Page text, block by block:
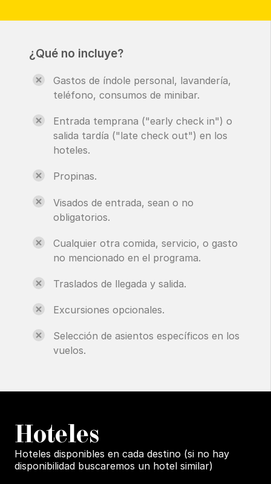
¿Qué no incluye?
Gastos de índole personal, lavandería,
teléfono, consumos de minibar.
Entrada temprana ("early check in") o
salida tardía ("late check out") en los
hoteles.
Propinas.
Visados de entrada, sean o no
obligatorios.
Cualquier otra comida, servicio, o gasto
no mencionado en el programa.
Traslados de llegada y salida.
Excursiones opcionales.
Selección de asientos específicos en los
vuelos.
Hoteles
Hoteles disponibles en cada destino (si no hay
disponibilidad buscaremos un hotel similar)